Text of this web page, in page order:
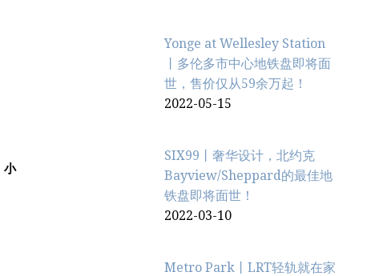
小
Yonge at Wellesley Station
丨多伦多市中心地铁盘即将面
世，售价仅从59余万起！
2022-05-15
SIX99丨奢华设计，北约克
Bayview/Sheppard的最佳地
铁盘即将面世！
2022-03-10
Metro Park丨LRT轻轨就在家